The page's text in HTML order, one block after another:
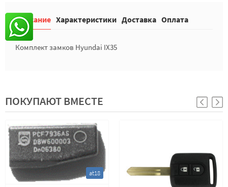
Описание Характеристики Доставка Оплата
Комплект замков Hyundai IX35
ПОКУПАЮТ ВМЕСТЕ
at18